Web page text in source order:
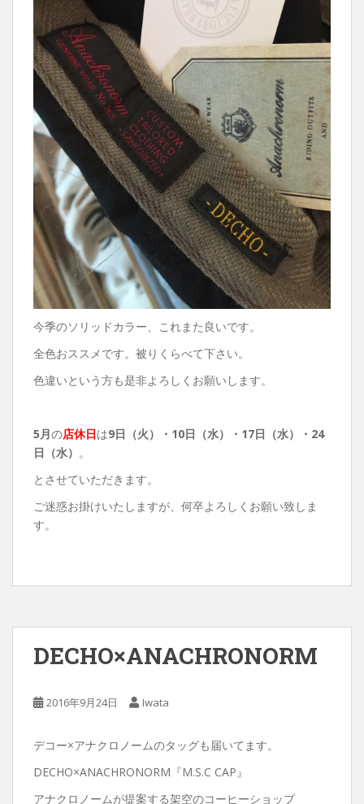
今季のソリッドカラー、これまた良いです。
全色おススメです。被りくらべて下さい。
色違いという方も是非よろしくお願いします。
5月の店休日は9日（火）・ 10日（水）・17日（水）・24
日（水） 。
とさせていただきます。
ご迷惑お掛けいたしますが、何卒よろしくお願い致しま
す。
DECHO×ANACHRONORM
2016年9月24日 Iwata
デコー×アナクロノームのタッグも届いてます。
DECHO×ANACHRONORM『M.S.C CAP』
アナクロノームが提案する架空のコーヒーショップ